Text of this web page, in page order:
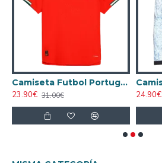
Camiseta Futbol Portugal Local 2025 Versión Jugador
23.90€ 31.00€
24.90€